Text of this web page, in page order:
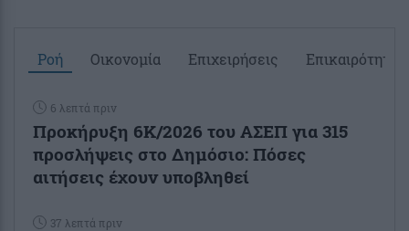
Ροή Οικονομία Επιχειρήσεις Επικαιρότητα
6 λεπτά πριν
Προκήρυξη 6Κ/2026 του ΑΣΕΠ για 315
προσλήψεις στο Δημόσιο: Πόσες
αιτήσεις έχουν υποβληθεί
37 λεπτά πριν